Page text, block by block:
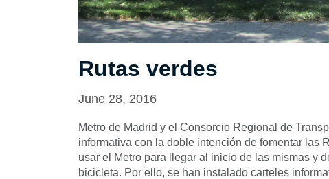
Rutas verdes
June 28, 2016
Metro de Madrid y el Consorcio Regional de
informativa con la doble intención de fomentar las
usar el Metro para llegar al inicio de las mismas y
bicicleta. Por ello, se han instalado carteles